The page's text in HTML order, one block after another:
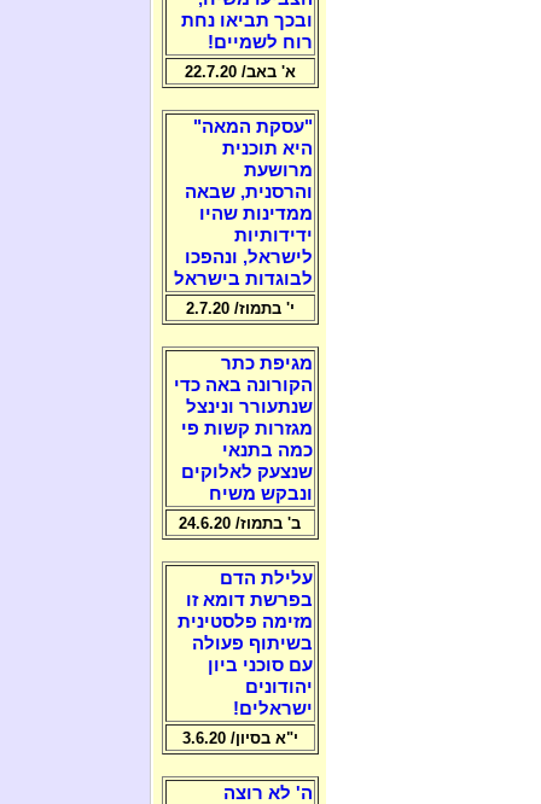
ובכך תביאו נחת
רוח לשמיים!
א' באב/ 22.7.20
"עסקת המאה"
היא תוכנית
מרושעת
והרסנית, שבאה
ממדינות שהיו
ידידותיות
לישראל, ונהפכו
לבוגדות בישראל
י' בתמוז/ 2.7.20
מגיפת כתר
הקורונה באה כדי
שנתעורר ונינצל
מגזרות קשות פי
כמה בתנאי
שנצעק לאלוקים
ונבקש משיח
ב' בתמוז/ 24.6.20
עלילת הדם
בפרשת דומא זו
מזימה פלסטינית
בשיתוף פעולה
עם סוכני ביון
יהודונים
ישראלים!
י"א בסיון/ 3.6.20
ה' לא רוצה